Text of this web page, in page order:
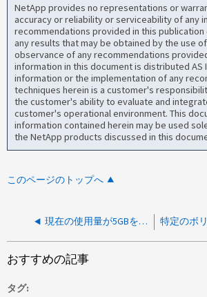
NetApp provides no representations or
accuracy or reliability or serviceability of any
recommendations provided in this
any results that may be obtained by the use
observance of any recommendations
information in this document is distributed AS
information or the implementation of any
techniques herein is a customer's
the customer's ability to evaluate and
customer's operational environment. This
information contained herein may be used
the NetApp products discussed in this
このページのトップへ
現在の使用量が5GBを超えている場合、クォータ制限を5GBに変更できますか？
おすすめの記事
タグ